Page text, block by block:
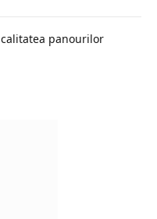
calitatea panourilor